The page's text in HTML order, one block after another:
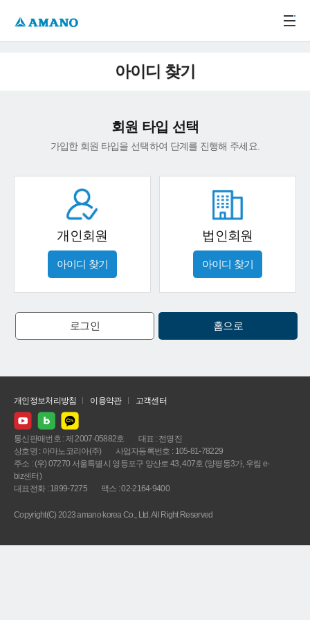
아이디 찾기
회원 타입 선택
가입한 회원 타입을 선택하여 단계를 진행해 주세요.
개인회원
아이디 찾기
법인회원
아이디 찾기
로그인 홈으로
개인정보처리방침 이용약관 고객센터
통신판매번호 : 제 2007-05882호
대표 : 전명진
상호명 : 아마노코리아(주)
사업자등록번호 : 105-81-78229
주소 : (우) 07270 서울특별시 영등포구 양산로 43, 407호 (양평동3가, 우림 e-
biz센터)
대표전화 : 1899-7275
팩스 : 02-2164-9400
Copyright(C) 2023 amano korea Co., Ltd. All Right Reserved